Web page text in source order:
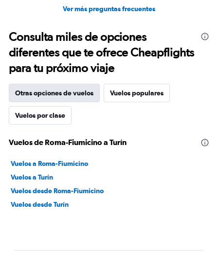
Ver más preguntas frecuentes
Consulta miles de opciones
diferentes que te ofrece Cheapflights
para tu próximo viaje
Otras opciones de vuelos Vuelos populares
Vuelos por clase
Vuelos de Roma-Fiumicino a Turín
Vuelos a Roma-Fiumicino
Vuelos a Turín
Vuelos desde Roma-Fiumicino
Vuelos desde Turín